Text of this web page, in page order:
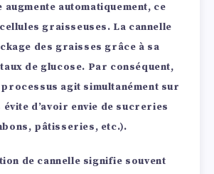
augmente automatiquement, ce
graisseuses. La cannelle
des graisses grâce à sa
de glucose. Par conséquent,
processus agit simultanément sur
évite d’avoir envie de sucreries
pâtisseries, etc.).
de cannelle signifie souvent